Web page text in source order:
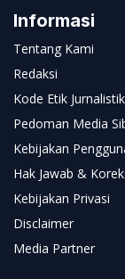
Informasi
Tentang Kami
Redaksi
Kode Etik Jurnalistik
Pedoman Media
Kebijakan
Hak Jawab &
Kebijakan Privasi
Disclaimer
Media Partner